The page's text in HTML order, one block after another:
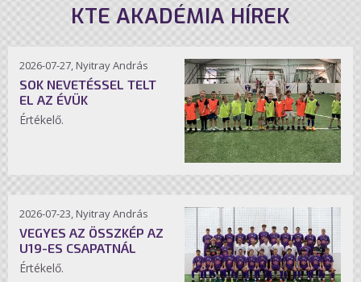
KTE AKADÉMIA HÍREK
2026-07-27, Nyitray András
SOK NEVETÉSSEL TELT
EL AZ ÉVÜK
Értékelő.
2026-07-23, Nyitray András
VEGYES AZ ÖSSZKÉP AZ
U19-ES CSAPATNÁL
Értékelő.